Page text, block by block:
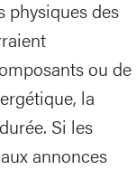
physiques des
ou de
la
Si les
annonces